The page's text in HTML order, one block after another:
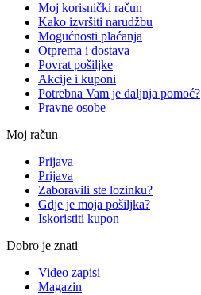
Moj korisnički račun
Kako izvršiti narudžbu
Mogućnosti plaćanja
Otprema i dostava
Povrat pošiljke
Akcije i kuponi
Potrebna Vam je daljnja pomoć?
Pravne osobe
Moj račun
Prijava
Prijava
Zaboravili ste lozinku?
Gdje je moja pošiljka?
Iskoristiti kupon
Dobro je znati
Video zapisi
Magazin